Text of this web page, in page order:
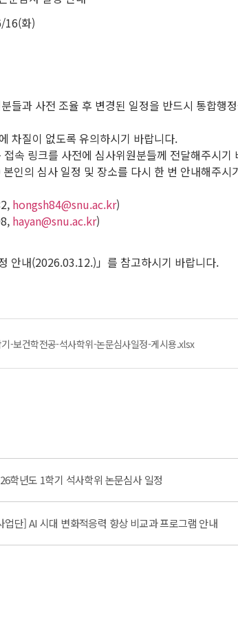
16(화)
들과 사전 조율 후 변경된 일정을 반드시 통합행
차질이 없도록 유의하시기 바랍니다.
속 링크를 사전에 심사위원분들께 전달해주시기
인의 심사 일정 및 장소를 다시 한 번 안내해주시
hongsh84@snu.ac.kr)
hayan@snu.ac.kr)
안내(2026.03.12.)」를 참고하시기 바랍니다.
-보건학전공-석사학위-논문심사일정-게시용.xlsx
학년도 1학기 석사학위 논문심사 일정
업단] AI 시대 변화적응력 향상 비교과 프로그램 안내